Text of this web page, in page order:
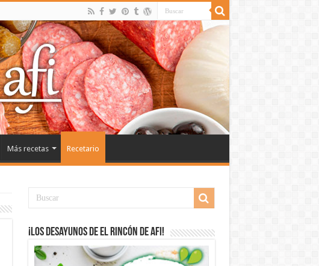
Más recetas Recetario
¡Los desayunos de El Rincón de Afi!